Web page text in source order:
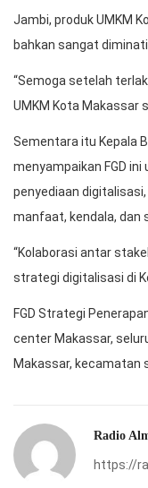
Jambi, produk UMKM
bahkan sangat diminati
“Semoga setelah
UMKM Kota Makassar
Sementara itu Kepala
menyampaikan FGD
penyediaan
manfaat, kendala, dan
“Kolaborasi antar
strategi digitalisasi di
FGD Strategi
center Makassar,
Makassar, kecamatan
Radio
https://